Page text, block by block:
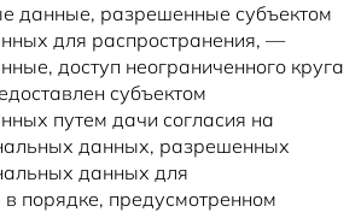
данные, разрешенные субъектом
для распространения, —
доступ неограниченного круга
субъектом
путем дачи согласия на
данных, разрешенных
данных для
порядке, предусмотренном